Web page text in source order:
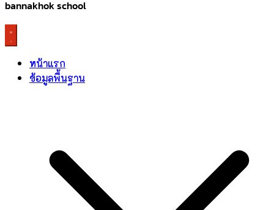
bannakhok school
หน้าแรก
ข้อมูลพื้นฐาน